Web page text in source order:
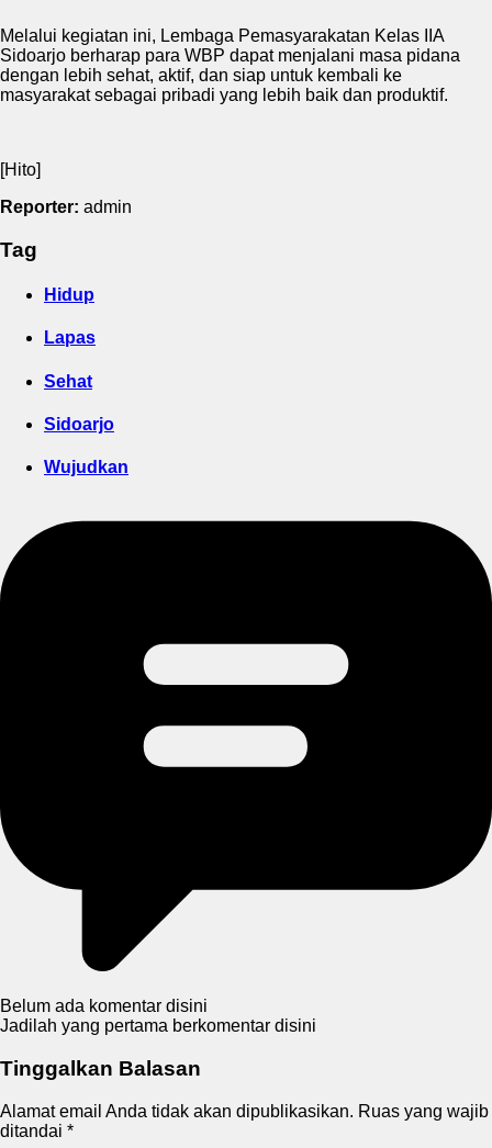
Melalui kegiatan ini, Lembaga Pemasyarakatan Kelas IIA
Sidoarjo berharap para WBP dapat menjalani masa pidana
dengan lebih sehat, aktif, dan siap untuk kembali ke
masyarakat sebagai pribadi yang lebih baik dan produktif.
[Hito]
Reporter: admin
Tag
Hidup
Lapas
Sehat
Sidoarjo
Wujudkan
Belum ada komentar disini
Jadilah yang pertama berkomentar disini
Tinggalkan Balasan
Alamat email Anda tidak akan dipublikasikan. Ruas yang wajib
ditandai *